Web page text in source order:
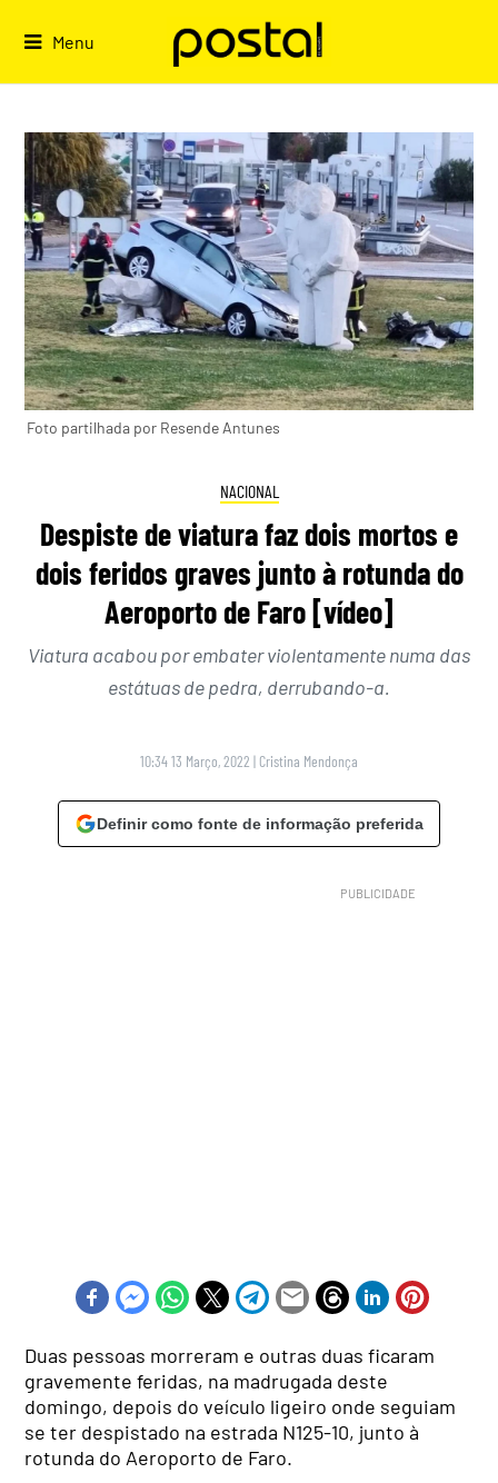
Menu
Foto partilhada por Resende Antunes
NACIONAL
Despiste de viatura faz dois mortos e
dois feridos graves junto à rotunda do
Aeroporto de Faro [vídeo]
Viatura acabou por embater violentamente numa das
estátuas de pedra, derrubando-a.
10:34 13 Março, 2022 | Cristina Mendonça
Definir como fonte de informação preferida
Duas pessoas morreram e outras duas ficaram
gravemente feridas, na madrugada deste
domingo, depois do veículo ligeiro onde seguiam
se ter despistado na estrada N125-10, junto à
rotunda do Aeroporto de Faro.